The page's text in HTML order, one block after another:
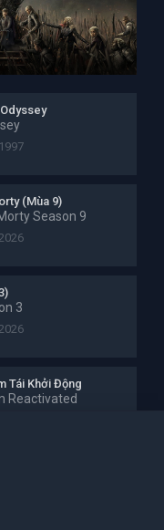
1997
(Mùa 9)
Season 9
3
Tái Khởi Động
Reactivated